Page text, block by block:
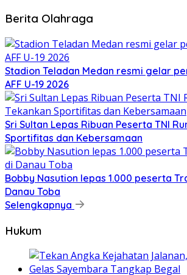
Berita Olahraga
Stadion Teladan Medan resmi gelar
AFF U-19 2026
Sri Sultan Lepas Ribuan Peserta TNI
Sportifitas dan Kebersamaan
Bobby Nasution lepas 1.000 peserta
Danau Toba
Selengkapnya
Hukum